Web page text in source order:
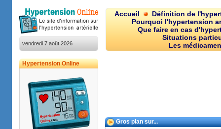
Accueil
Définition de
Pourquoi l'hypertension
Que faire en cas
Situations
Les
vendredi 7 août 2026
Hypertension Online
Gros plan sur...